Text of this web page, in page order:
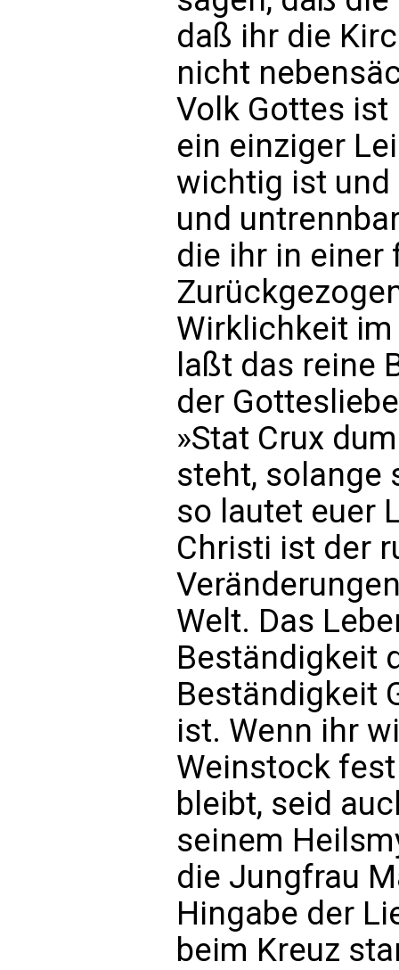
daß ihr die
nicht
Volk Gottes
ein einziger
wichtig ist und
und
die ihr in einer
Wirklichkeit
laßt das reine
der
»Stat Crux
steht, solange
so lautet euer
Christi ist der
Welt. Das
Beständigkeit
Beständigkeit
ist. Wenn ihr
Weinstock
bleibt, seid
seinem
die Jungfrau
Hingabe der
beim Kreuz